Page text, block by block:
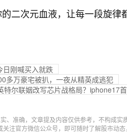
二次元血液，让每一段旋
日刚喊买入就跌
多万豪宅被扒，一夜从精英成逃犯
特尔联姻改写芯片战格局​？​​​iphone17
、准确，文章提及内容仅供参考，不构成实
关注官方微信公众号，即可随时了解股市动